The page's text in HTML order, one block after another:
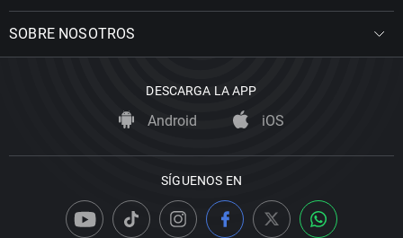
SOBRE NOSOTROS
DESCARGA LA APP
Android iOS
SÍGUENOS EN